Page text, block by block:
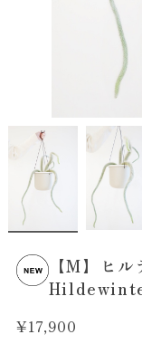
【M】ヒ
¥17,900